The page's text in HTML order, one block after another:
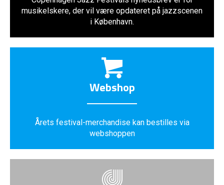
musikelskere, der vil være opdateret på jazzscenen
i København.
Webshop
Årets festival-merchandise kan bestilles via
webshoppen